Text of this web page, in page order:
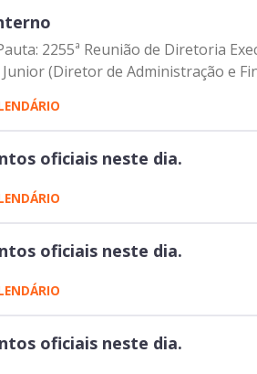
2255ª Reunião de Diretoria
(Diretor de Administração e
oficiais neste dia.
oficiais neste dia.
oficiais neste dia.